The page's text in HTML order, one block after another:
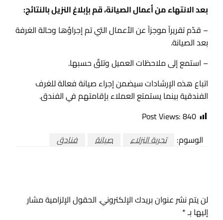
بعد الانتهاء من أعمال الصيانة، قم بإبلاغ النزيل بالنتائج:
– قدّم تقريراً موجزاً عن الأعمال التي تم إجراؤها وحالة الغرفة
بعد الصيانة.
– استمع إلى ملاحظات العميل وتلقّ حسبها.
اتباع هذه الإرشادات سيضمن إجراء صيانة فعالة للغرف
الفندقية بينما يستمتع العملاء بإقامتهم في الفندق.
Post Views:840
الوسوم:
تجربة النزلاء صيانة فنادق
لن يتم نشر عنوان بريدك الإلكتروني. الحقول الإلزامية مشار
إليها بـ*